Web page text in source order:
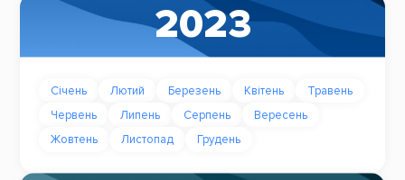
2023
Січень Лютий Березень Квітень
Травень
Червень
Липень Серпень
Вересень
Жовтень
Листопад Грудень